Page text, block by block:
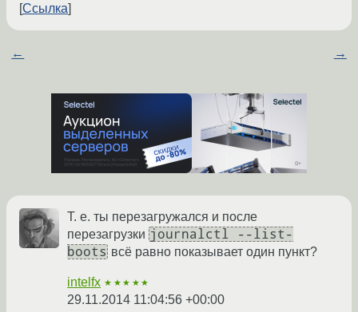
Ссылка
← →
Т. е. ты перезагружался и после
перезагрузки journalctl --list-
boots всё равно показывает один пункт?
intelfx ★★★★★
29.11.2014 11:04:56 +00:00